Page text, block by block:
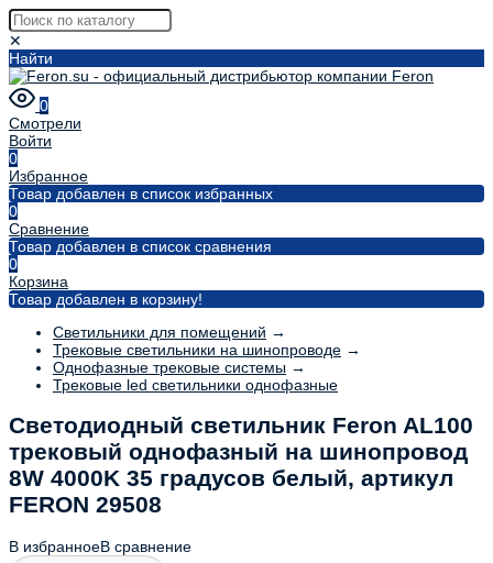
✕
Найти
0
Смотрели
Войти
0
Избранное
Товар добавлен в список избранных
0
Сравнение
Товар добавлен в список сравнения
0
Корзина
Товар добавлен в корзину!
Светильники для помещений →
Трековые светильники на шинопроводе →
Однофазные трековые системы →
Трековые led светильники однофазные
Светодиодный светильник Feron AL100
трековый однофазный на шинопровод
8W 4000K 35 градусов белый, артикул
FERON 29508
В избранноеВ сравнение